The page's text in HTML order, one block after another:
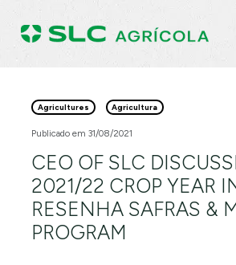
Agricultures Agricultura
Publicado em 31/08/2021
CEO OF SLC
2021/22 CROP YEAR
RESENHA SAFRAS &
PROGRAM